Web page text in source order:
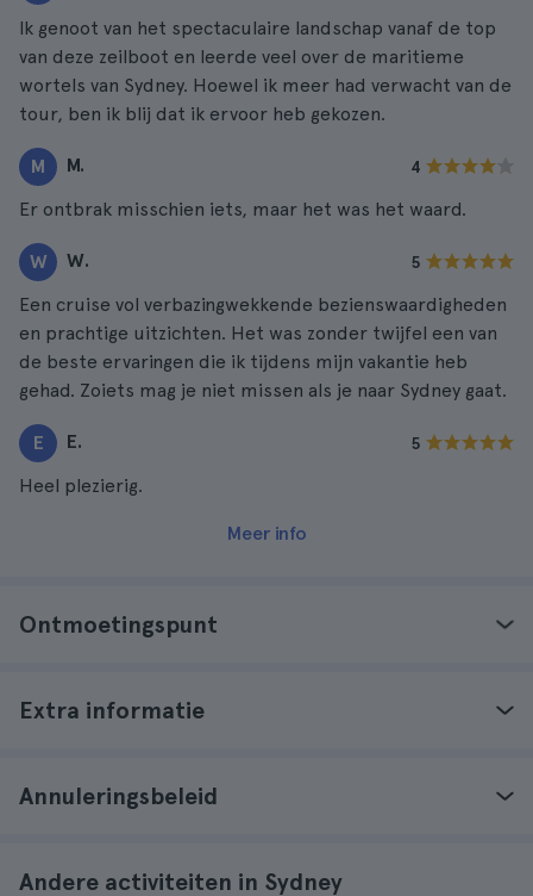
Ik genoot van het spectaculaire landschap vanaf de top
van deze zeilboot en leerde veel over de maritieme
wortels van Sydney. Hoewel ik meer had verwacht van de
tour, ben ik blij dat ik ervoor heb gekozen.
M M. 4
Er ontbrak misschien iets, maar het was het waard.
W W. 5
Een cruise vol verbazingwekkende bezienswaardigheden
en prachtige uitzichten. Het was zonder twijfel een van
de beste ervaringen die ik tijdens mijn vakantie heb
gehad. Zoiets mag je niet missen als je naar Sydney gaat.
E E. 5
Heel plezierig.
Meer info
Ontmoetingspunt
Extra informatie
Annuleringsbeleid
Andere activiteiten in Sydney